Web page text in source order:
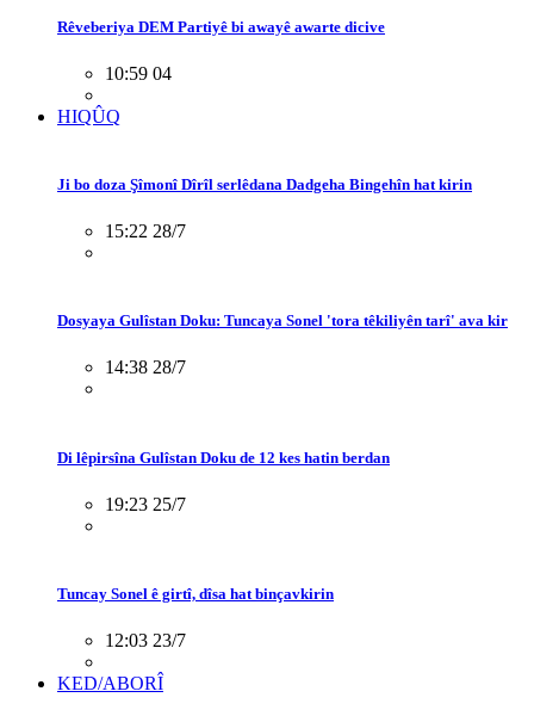
Rêveberiya DEM Partiyê bi awayê awarte dicive
10:59 04
HIQÛQ
Ji bo doza Şîmonî Dîrîl serlêdana Dadgeha Bingehîn hat kirin
15:22 28/7
Dosyaya Gulîstan Doku: Tuncaya Sonel 'tora têkiliyên tarî' ava kir
14:38 28/7
Di lêpirsîna Gulîstan Doku de 12 kes hatin berdan
19:23 25/7
Tuncay Sonel ê girtî, dîsa hat binçavkirin
12:03 23/7
KED/ABORÎ